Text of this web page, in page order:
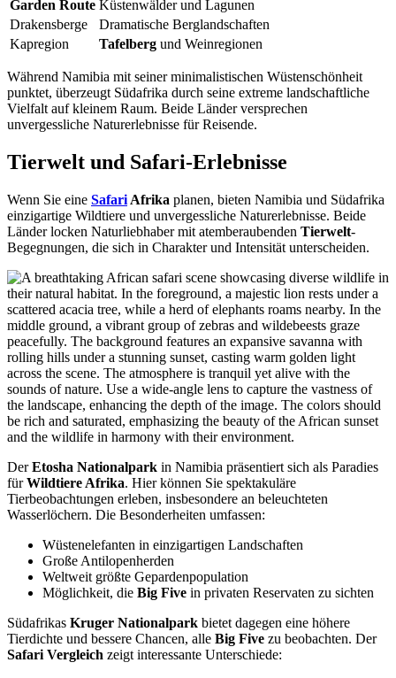
Garden Route Küstenwälder und Lagunen
Drakensberge
Dramatische Berglandschaften
Kapregion
Tafelberg und Weinregionen
Während Namibia mit seiner minimalistischen Wüstenschönheit
punktet, überzeugt Südafrika durch seine extreme landschaftliche
Vielfalt auf kleinem Raum. Beide Länder versprechen
unvergessliche Naturerlebnisse für Reisende.
Tierwelt und Safari-Erlebnisse
Wenn Sie eine Safari Afrika planen, bieten Namibia und Südafrika
einzigartige Wildtiere und unvergessliche Naturerlebnisse. Beide
Länder locken Naturliebhaber mit atemberaubenden Tierwelt-
Begegnungen, die sich in Charakter und Intensität unterscheiden.
DerEtosha Nationalpark in Namibia präsentiert sich als Paradies
fürWildtiere Afrika. Hier können Sie spektakuläre
Tierbeobachtungen erleben, insbesondere an beleuchteten
Wasserlöchern. Die Besonderheiten umfassen:
Wüstenelefanten in einzigartigen Landschaften
Große Antilopenherden
Weltweit größte Gepardenpopulation
Möglichkeit, die Big Five in privaten Reservaten zu sichten
Südafrikas Kruger Nationalpark bietet dagegen eine höhere
Tierdichte und bessere Chancen, alle Big Five zu beobachten. Der
Safari Vergleich zeigt interessante Unterschiede: